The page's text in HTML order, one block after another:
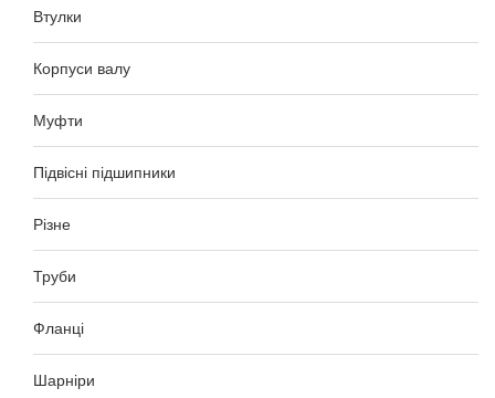
Втулки
Корпуси валу
Муфти
Підвісні підшипники
Різне
Труби
Фланці
Шарніри